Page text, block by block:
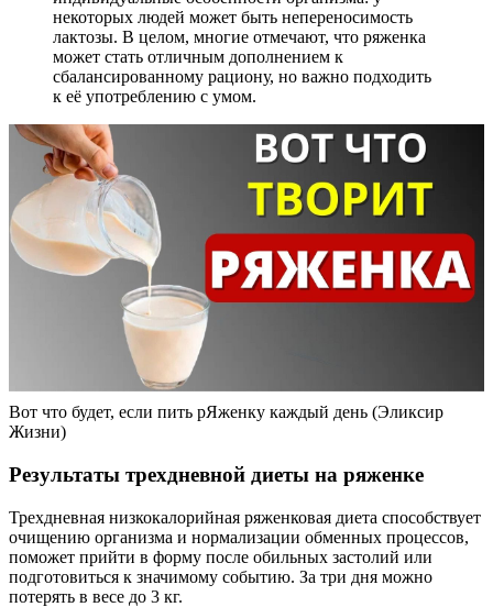
некоторых людей может быть непереносимость
лактозы. В целом, многие отмечают, что ряженка
может стать отличным дополнением к
сбалансированному рациону, но важно подходить
к её употреблению с умом.
Вот что будет, если пить рЯженку каждый день (Эликсир
Жизни)
Результаты трехдневной диеты на ряженке
Трехдневная низкокалорийная ряженковая диета способствует
очищению организма и нормализации обменных процессов,
поможет прийти в форму после обильных застолий или
подготовиться к значимому событию. За три дня можно
потерять в весе до 3 кг.